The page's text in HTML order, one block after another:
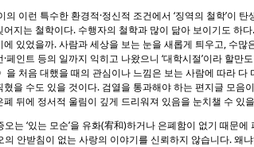
의 이런 특수한 환경적·정신적 조건에서 ‘징역의 철학’이
어지는 철학이다. 수행자의 철학과 많이 닮아 보이기도 하
에 있었을까. 사람과 세상을 보는 눈을 새롭게 틔우고, 수많
·페인트 등의 일까지 익히고 나왔으니 ‘대학시절’이라 할만
을 처음 대했을 때의 관심이나 느낌은 보는 사람에 따라 다
혔을 수도 있을 것이다. 검열을 통과해야 하는 편지글 모
폐 뒤에 정서적 울림이 깊게 드리워져 있음을 눈치챌 수 있
오는 ‘있는 모순’을 유화(宥和)하거나 은폐함이 없기 때문
의 안받침이 없는 사랑의 이야기를 신뢰하지 않습니다. 왜